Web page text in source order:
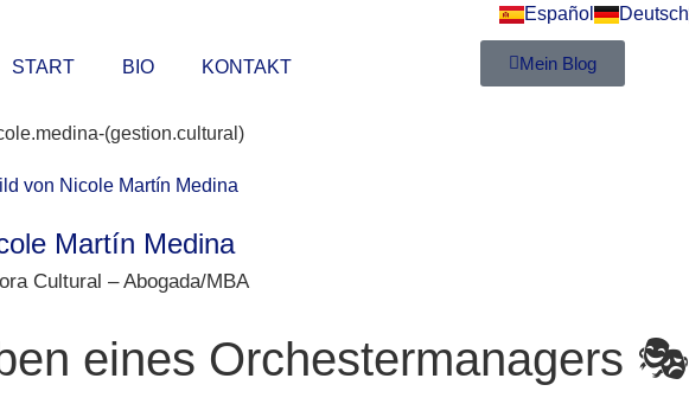
Español Deutsch
START BIO KONTAKT Mein Blog
Martín Medina
Cultural – Abogada/MBA
eines Orchestermanagers 🎭